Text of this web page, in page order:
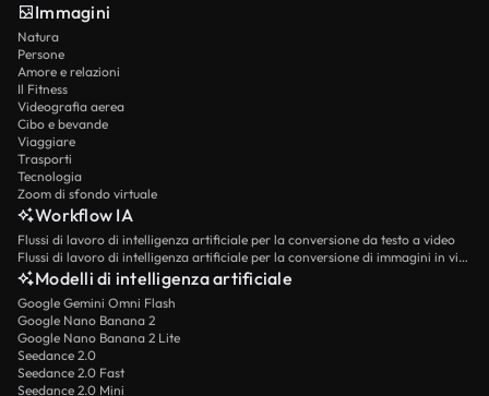
Immagini
Natura
Persone
Amore e relazioni
Il Fitness
Videografia aerea
Cibo e bevande
Viaggiare
Trasporti
Tecnologia
Zoom di sfondo virtuale
Workflow IA
Flussi di lavoro di intelligenza artificiale per la conversione da testo a video
Flussi di lavoro di intelligenza artificiale per la conversione di immagini in video
Modelli di intelligenza artificiale
Google Gemini Omni Flash
Google Nano Banana 2
Google Nano Banana 2 Lite
Seedance 2.0
Seedance 2.0 Fast
Seedance 2.0 Mini